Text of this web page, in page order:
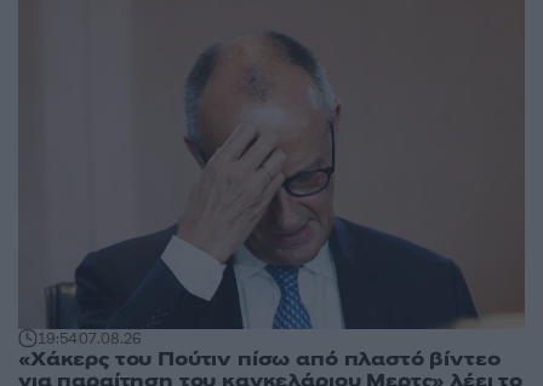
19:5407.08.26
«Χάκερς του Πούτιν πίσω από πλαστό βίντεο